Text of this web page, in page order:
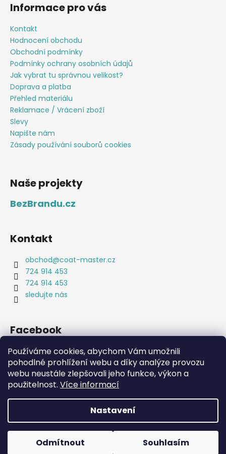
Používáme cookies, abychom Vám umožnili
pohodlné prohlížení webu a díky analýze provozu
webu neustále zlepšovali jeho funkce, výkon a
použitelnost. Více informací
Nastavení
Odmítnout Souhlasím
Informace pro vás
Kontakt
Hodnocení obchodu
Obchodní podmínky
Podmínky ochrany osobních údajů
Jak vybrat tu správnou velikost?
Doprava a platba
Přehled materiálu
Reklamace / Vrácení zboží
Slevy
Napište nám
Zásady používání souborů cookies
Naše projekty
BezBrandu.cz
Kontakt
obchod@coat-master.cz
724 914 453
724 914 453
sledujte nás
Facebook
Coat-Master.cz Doplňky ve 100% kvalitě za 10% ceny
Copyright 2026Coat-Master.cz. Všechna práva